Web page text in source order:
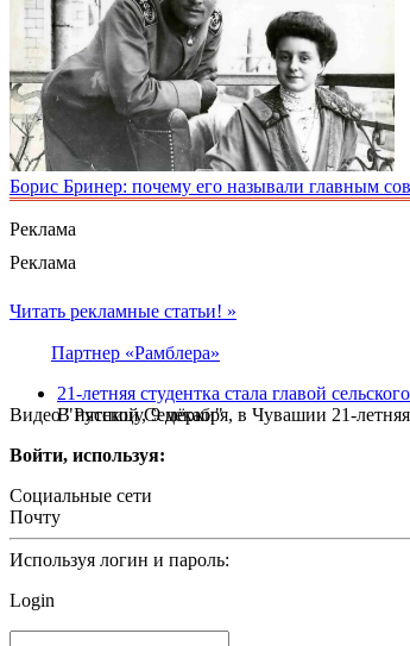
Борис Бринер: почему его называли главным
Реклама
Реклама
Видео "Русской Семёрки"
Читать рекламные статьи! »
Партнер «Рамблера»
21-летняя студентка стала главой
В пятницу, 9 декабря, в Чувашии 21-
Войти, используя:
Социальные сети
Почту
Используя логин и пароль:
Login